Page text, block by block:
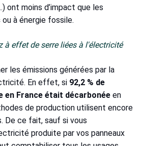
ont moins d’impact que les
à énergie fossile.
à effet de serre liées à l'électricité
les émissions générées par la
En effet, si 92,2 % de
en France était décarbonée en
de production utilisent encore
De ce fait, sauf si vous
produite par vos panneaux